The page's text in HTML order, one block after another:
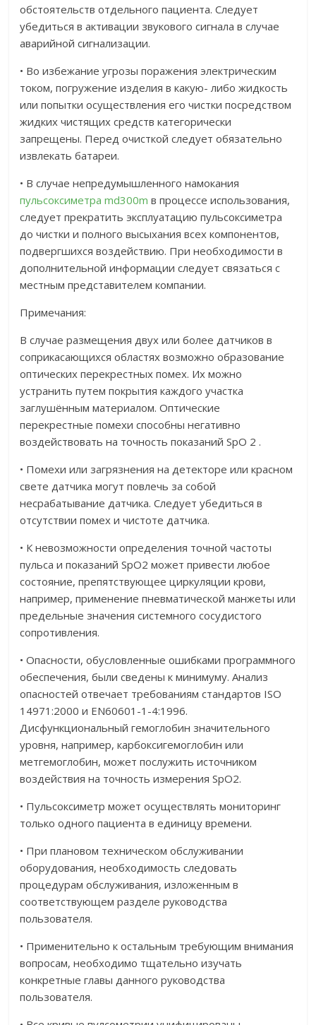
обстоятельств отдельного пациента. Следует
убедиться в активации звукового сигнала в случае
аварийной сигнализации.
• Во избежание угрозы поражения электрическим
током, погружение изделия в какую- либо жидкость
или попытки осуществления его чистки посредством
жидких чистящих средств категорически
запрещены. Перед очисткой следует обязательно
извлекать батареи.
• В случае непредумышленного намокания
пульсоксиметра md300mв процессе использования,
следует прекратить эксплуатацию пульсоксиметра
до чистки и полного высыхания всех компонентов,
подвергшихся воздействию. При необходимости в
дополнительной информации следует связаться с
местным представителем компании.
Примечания:
В случае размещения двух или более датчиков в
соприкасающихся областях возможно образование
оптических перекрестных помех. Их можно
устранить путем покрытия каждого участка
заглушённым материалом. Оптические
перекрестные помехи способны негативно
воздействовать на точность показаний SpO 2 .
• Помехи или загрязнения на детекторе или красном
свете датчика могут повлечь за собой
несрабатывание датчика. Следует убедиться в
отсутствии помех и чистоте датчика.
• К невозможности определения точной частоты
пульса и показаний SpO2 может привести любое
состояние, препятствующее циркуляции крови,
например, применение пневматической манжеты или
предельные значения системного сосудистого
сопротивления.
• Опасности, обусловленные ошибками программного
обеспечения, были сведены к минимуму. Анализ
опасностей отвечает требованиям стандартов ISO
14971:2000 и EN60601-1-4:1996.
Дисфункциональный гемоглобин значительного
уровня, например, карбоксигемоглобин или
метгемоглобин, может послужить источником
воздействия на точность измерения SpO2.
• Пульсоксиметр может осуществлять мониторинг
только одного пациента в единицу времени.
• При плановом техническом обслуживании
оборудования, необходимость следовать
процедурам обслуживания, изложенным в
соответствующем разделе руководства
пользователя.
• Применительно к остальным требующим внимания
вопросам, необходимо тщательно изучать
конкретные главы данного руководства
пользователя.